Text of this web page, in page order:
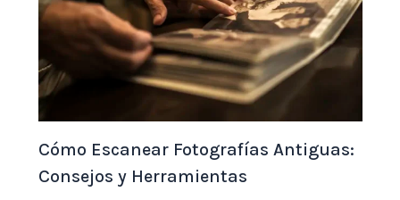
Cómo Escanear Fotografías Antiguas:
Consejos y Herramientas